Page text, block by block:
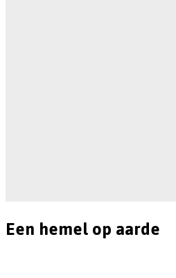
Een hemel op aarde